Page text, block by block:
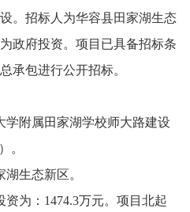
。招标人为华容县田家湖生态
为政府投资。项目已具备招标条
承包进行公开招标。
学附属田家湖学校师大路建设
。
生态新区。
资为： 1474.3万元。项目北起